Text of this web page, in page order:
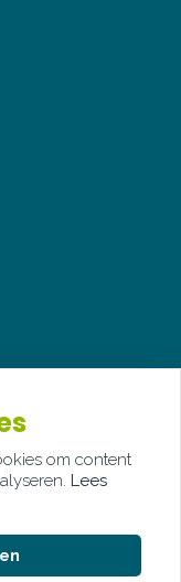
om content
Lees